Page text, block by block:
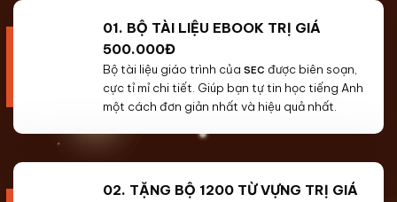
01. BỘ TÀI LIỆU EBOOK TRỊ GIÁ
500.000Đ
Bộ tài liệu giáo trình của SEC được biên soạn,
cực tỉ mỉ chi tiết. Giúp bạn tự tin học tiếng Anh
một cách đơn giản nhất và hiệu quả nhất.
02. TẶNG BỘ 1200 TỪ VỰNG TRỊ GIÁ